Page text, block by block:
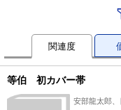
関連度
等伯 初カバー帯
安部龍太郎